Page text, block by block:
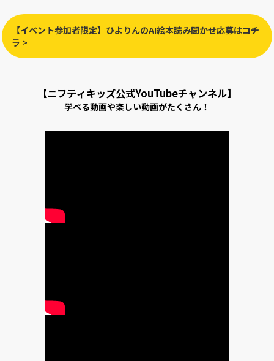
【イベント参加者限定】ひよりんのAI絵本読み聞かせ応募はコチ
ラ >
【ニフティキッズ公式YouTubeチャンネル】
学べる動画や楽しい動画がたくさん！